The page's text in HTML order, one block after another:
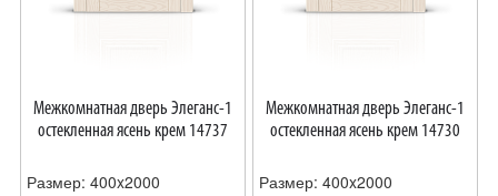
Межкомнатная дверь Элеганс-1
остекленная ясень крем 14737
Размер: 400x2000
Межкомнатная дверь Элеганс-1
остекленная ясень крем 14730
Размер: 400x2000